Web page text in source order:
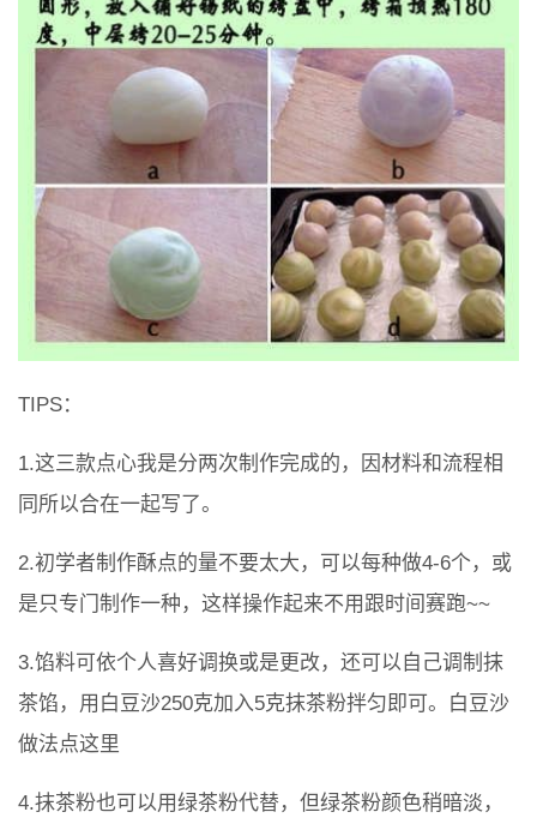
TIPS：
1.这三款点心我是分两次制作完成的，因材料和流程相
同所以合在一起写了。
2.初学者制作酥点的量不要太大，可以每种做4-6个，或
是只专门制作一种，这样操作起来不用跟时间赛跑~~
3.馅料可依个人喜好调换或是更改，还可以自己调制抹
茶馅，用白豆沙250克加入5克抹茶粉拌匀即可。白豆沙
做法点这里
4.抹茶粉也可以用绿茶粉代替，但绿茶粉颜色稍暗淡，